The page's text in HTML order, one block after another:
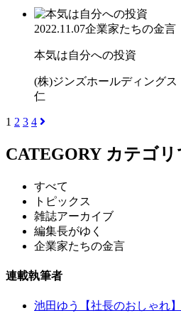
2022.11.07企業家たちの金言
本気は自分への投資
(株)ジンズホールディング
仁
1 2 3 4
CATEGORY カテゴ
すべて
トピックス
雑誌アーカイブ
編集長がゆく
企業家たちの金言
連載執筆者
池田ゆう【社長のおしゃれ】